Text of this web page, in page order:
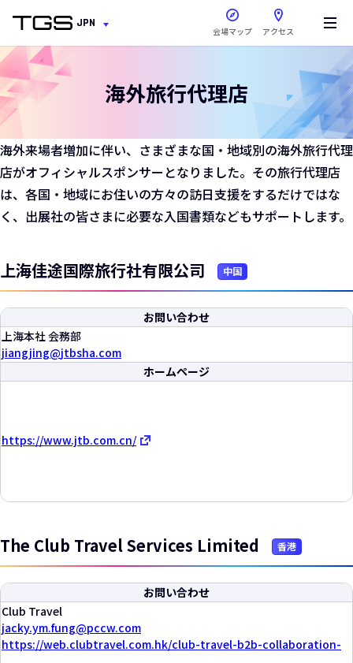
JPN
会場マップ アクセス
新しいウィンドウで開きま
海外旅行代理店
海外来場者増加に伴い、さまざまな国・地域別の海外旅行代理
店がオフィシャルスポンサーとなりました。その旅行代理店
は、各国・地域にお住いの方々の訪日支援をするだけではな
く、出展社の皆さまに必要な入国書類などもサポートします。
上海佳途国際旅行社有限公司 中国
お問い合わせ
上海本社 会務部
jiangjing
jtbsha.com
ホームページ
https://www.jtb.com.cn/
The Club Travel Services Limited 香港
お問い合わせ
Club Travel
jacky.ym.fung
pccw.com
https://web.clubtravel.com.hk/club-travel-b2b-collaboration-